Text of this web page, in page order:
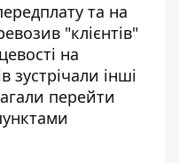
та на
"клієнтів"
на
зустрічали інші
перейти